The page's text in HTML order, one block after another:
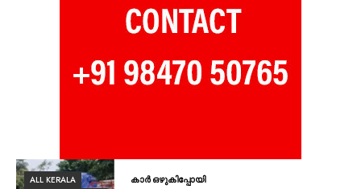
ALL KERALA
കാർ ഒഴുകിപ്പോയി